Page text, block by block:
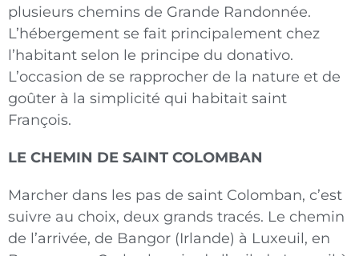
plusieurs chemins de Grande Randonnée.
L’hébergement se fait principalement chez
l’habitant selon le principe du donativo.
L’occasion de se rapprocher de la nature et de
goûter à la simplicité qui habitait saint
François.
LE CHEMIN DE SAINT COLOMBAN
Marcher dans les pas de saint Colomban, c’est
suivre au choix, deux grands tracés. Le chemin
de l’arrivée, de Bangor (Irlande) à Luxeuil, en